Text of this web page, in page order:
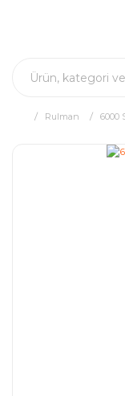
Rulman 6000